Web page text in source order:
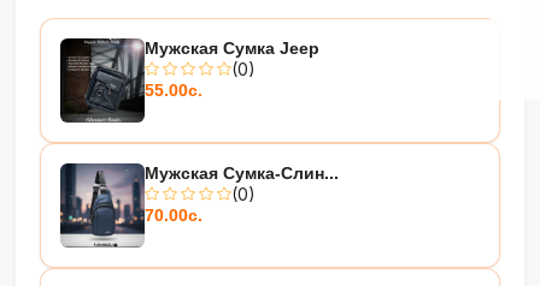
Мужская Сумка Jeep
(0)
55.00с.
Мужская Сумка-Слин...
(0)
70.00с.